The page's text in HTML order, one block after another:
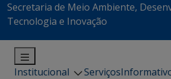
Secretaria de Meio Ambiente,
Tecnologia e Inovação
Institucional Serviços